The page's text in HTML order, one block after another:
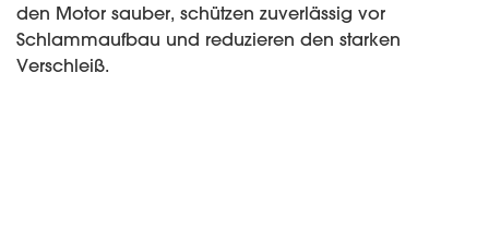
den Motor sauber, schützen zuverlässig vor
Schlammaufbau und reduzieren den starken
Verschleiß.